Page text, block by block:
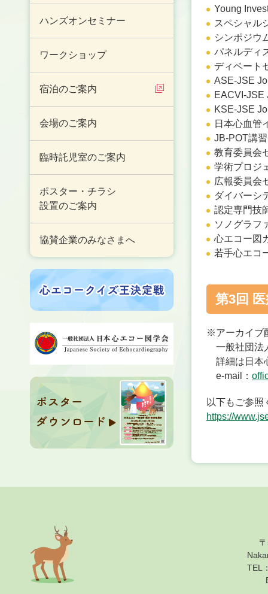
ハンズオンセミナー
ワークショップ
宿泊のご案内
会場のご案内
臨時託児室のご案内
ポスター・チラシ
設置のご案内
協賛企業のみなさまへ
Young
スペシャル
シンポジウ
パネルディ
ディベート
ASE-JSE
EACVI-JSE
KSE-JSE
日本心血管
JB-POT講
教育委員会
学術プロジ
広報委員会
ダイバーシ
認定専門技
ソノグラフ
心エコー図
若手心エコ
第3回
※アーカイブ
一般社団法
詳細は日本
e-mail：
以下もご参照
https://
TEL